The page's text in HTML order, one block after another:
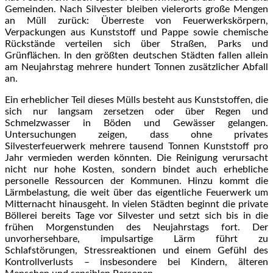
Gemeinden. Nach Silvester bleiben vielerorts große Mengen
an Müll zurück: Überreste von Feuerwerkskörpern,
Verpackungen aus Kunststoff und Pappe sowie chemische
Rückstände verteilen sich über Straßen, Parks und
Grünflächen. In den größten deutschen Städten fallen allein
am Neujahrstag mehrere hundert Tonnen zusätzlicher Abfall
an.
Ein erheblicher Teil dieses Mülls besteht aus Kunststoffen, die
sich nur langsam zersetzen oder über Regen und
Schmelzwasser in Böden und Gewässer gelangen.
Untersuchungen zeigen, dass ohne privates
Silvesterfeuerwerk mehrere tausend Tonnen Kunststoff pro
Jahr vermieden werden könnten. Die Reinigung verursacht
nicht nur hohe Kosten, sondern bindet auch erhebliche
personelle Ressourcen der Kommunen. Hinzu kommt die
Lärmbelastung, die weit über das eigentliche Feuerwerk um
Mitternacht hinausgeht. In vielen Städten beginnt die private
Böllerei bereits Tage vor Silvester und setzt sich bis in die
frühen Morgenstunden des Neujahrstags fort. Der
unvorhersehbare, impulsartige Lärm führt zu
Schlafstörungen, Stressreaktionen und einem Gefühl des
Kontrollverlusts – insbesondere bei Kindern, älteren